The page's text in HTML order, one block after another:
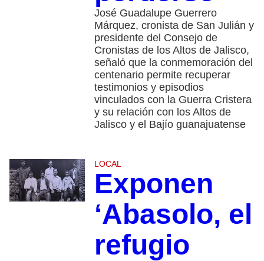
José Guadalupe Guerrero
Márquez, cronista de San Julián y
presidente del Consejo de
Cronistas de los Altos de Jalisco,
señaló que la conmemoración del
centenario permite recuperar
testimonios y episodios
vinculados con la Guerra Cristera
y su relación con los Altos de
Jalisco y el Bajío guanajuatense
LOCAL
Exponen
‘Abasolo, el
refugio